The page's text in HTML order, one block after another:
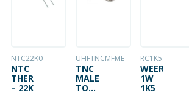
NTC22K0
NTC
THERMISTOR
– 22K
UHFTNCMFME
TNC
MALE
TO
RC1K5
WEERSTAND
1W
1K5